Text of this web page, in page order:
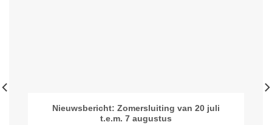
Nieuwsbericht: Zomersluiting van 20 juli
t.e.m. 7 augustus